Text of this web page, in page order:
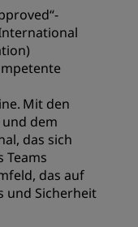
Mit den
dem
das sich
Teams
das auf
und Sicherheit